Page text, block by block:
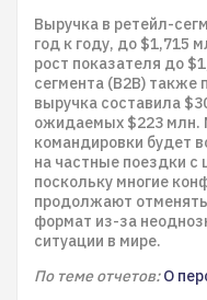
Выручка в ретейл-
год к году, до $1,715
рост показателя до
сегмента (B2B) также
выручка составила
ожидаемых $223 млн.
командировки будет
на частные поездки с
поскольку многие
продолжают
формат из-за
ситуации в мире.
По теме отчетов: О